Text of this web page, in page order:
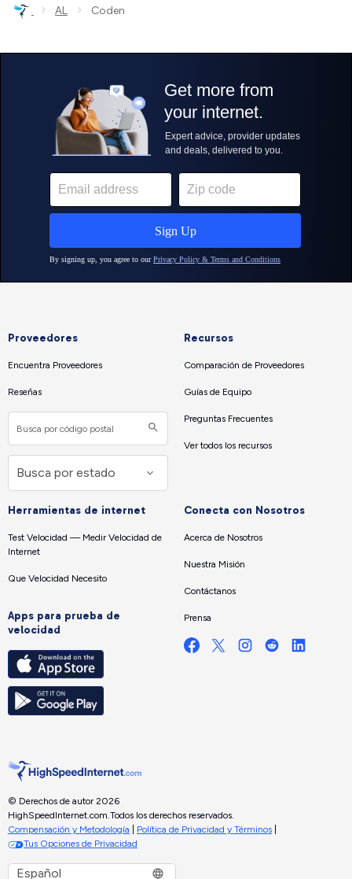
› AL › Coden
Proveedores
Encuentra Proveedores
Reseñas
Recursos
Comparación de Proveedores
Guías de Equipo
Preguntas Frecuentes
Ver todos los recursos
Herramientas de internet
Test Velocidad — Medir Velocidad de
Internet
Que Velocidad Necesito
Apps para prueba de
velocidad
Conecta con Nosotros
Acerca de Nosotros
Nuestra Misión
Contáctanos
Prensa
© Derechos de autor 2026
HighSpeedInternet.com.Todos los derechos reservados.
Compensación y Metodología
Política de Privacidad y Términos
Tus Opciones de Privacidad